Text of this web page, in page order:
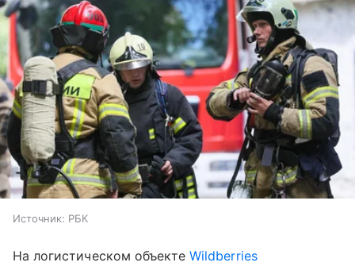
Источник: РБК
На логистическом объектеWildberries